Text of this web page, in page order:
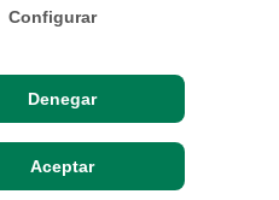
Configurar
Denegar
Aceptar
Pendiente
días
Acceso cliente